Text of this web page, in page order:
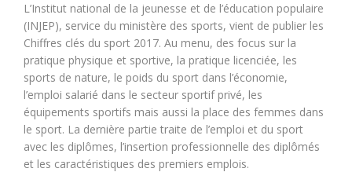
L’Institut national de la jeunesse et de l’éducation populaire
(INJEP), service du ministère des sports, vient de publier les
Chiffres clés du sport 2017. Au menu, des focus sur la
pratique physique et sportive, la pratique licenciée, les
sports de nature, le poids du sport dans l’économie,
l’emploi salarié dans le secteur sportif privé, les
équipements sportifs mais aussi la place des femmes dans
le sport. La dernière partie traite de l’emploi et du sport
avec les diplômes, l’insertion professionnelle des diplômés
et les caractéristiques des premiers emplois.